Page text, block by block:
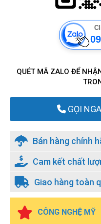
QUÉT MÃ ZALO ĐỂ
GỌI
Bán hàng chính
Cam kết chất
Giao hàng toàn
CÔNG NGHỆ MỸ